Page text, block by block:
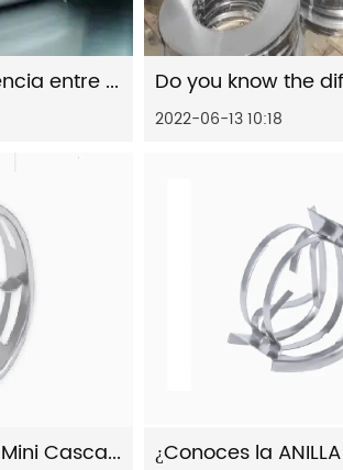
¿Conoces la diferencia entre fleje laminado en frío y fleje laminado en caliente (2)?
2022-06-13 10:18
¿Conoces el Anillo Mini Cascada de Metal?